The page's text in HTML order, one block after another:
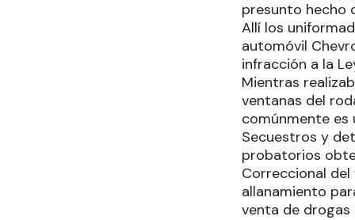
presunto hecho
Allí los
automóvil
infracción a la
Mientras
ventanas del
comúnmente es
Secuestros y
probatorios
Correccional
allanamiento
venta de drogas